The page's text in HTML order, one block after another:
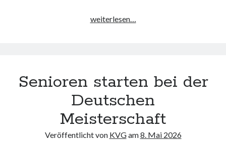
weiterlesen…
Senioren starten bei der
Deutschen
Meisterschaft
Veröffentlicht von KVGam8. Mai 2026